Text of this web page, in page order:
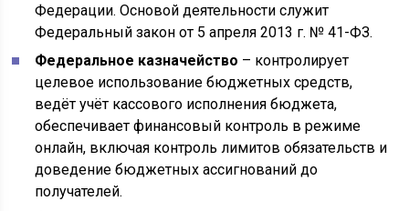
Федерации. Основой деятельности служит
Федеральный закон от 5 апреля 2013 г. № 41-ФЗ.
Федеральное казначейство – контролирует
целевое использование бюджетных средств,
ведёт учёт кассового исполнения бюджета,
обеспечивает финансовый контроль в режиме
онлайн, включая контроль лимитов обязательств и
доведение бюджетных ассигнований до
получателей.